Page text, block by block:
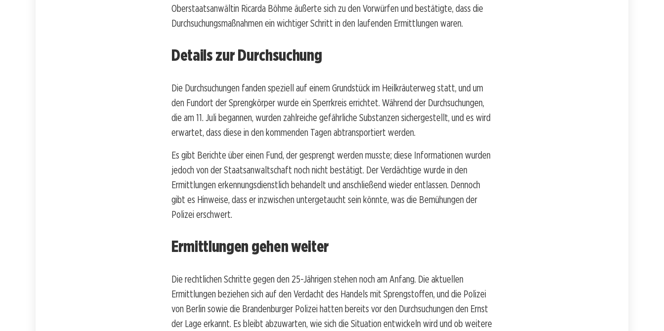
Oberstaatsanwältin Ricarda Böhme äußerte sich zu den Vorwürfen und bestätigte, dass die
Durchsuchungsmaßnahmen ein wichtiger Schritt in den laufenden Ermittlungen waren.
Details zur Durchsuchung
Die Durchsuchungen fanden speziell auf einem Grundstück im Heilkräuterweg statt, und um
den Fundort der Sprengkörper wurde ein Sperrkreis errichtet. Während der Durchsuchungen,
die am 11. Juli begannen, wurden zahlreiche gefährliche Substanzen sichergestellt, und es wird
erwartet, dass diese in den kommenden Tagen abtransportiert werden.
Es gibt Berichte über einen Fund, der gesprengt werden musste; diese Informationen wurden
jedoch von der Staatsanwaltschaft noch nicht bestätigt. Der Verdächtige wurde in den
Ermittlungen erkennungsdienstlich behandelt und anschließend wieder entlassen. Dennoch
gibt es Hinweise, dass er inzwischen untergetaucht sein könnte, was die Bemühungen der
Polizei erschwert.
Ermittlungen gehen weiter
Die rechtlichen Schritte gegen den 25-Jährigen stehen noch am Anfang. Die aktuellen
Ermittlungen beziehen sich auf den Verdacht des Handels mit Sprengstoffen, und die Polizei
von Berlin sowie die Brandenburger Polizei hatten bereits vor den Durchsuchungen den Ernst
der Lage erkannt. Es bleibt abzuwarten, wie sich die Situation entwickeln wird und ob weitere